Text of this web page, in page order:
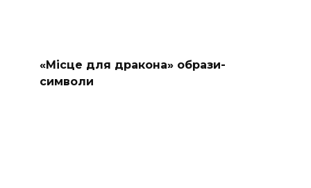
«Місце для дракона» образи-
символи